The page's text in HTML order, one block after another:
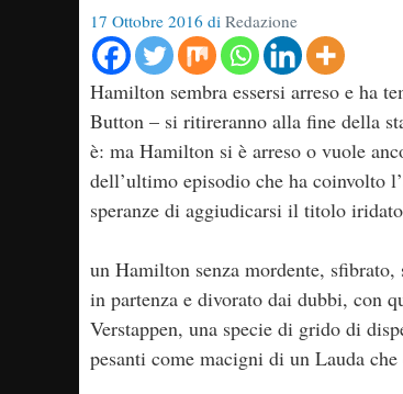
17 Ottobre 2016 di Redazione
Hamilton sembra essersi arreso e ha
Button – si ritireranno alla fine della
è: ma Hamilton si è arreso o vuole
dell’ultimo episodio che ha coinvolto
speranze di aggiudicarsi il titolo
un Hamilton senza mordente, sfibrato,
in partenza e divorato dai dubbi, con
Verstappen, una specie di grido di
pesanti come macigni di un Lauda